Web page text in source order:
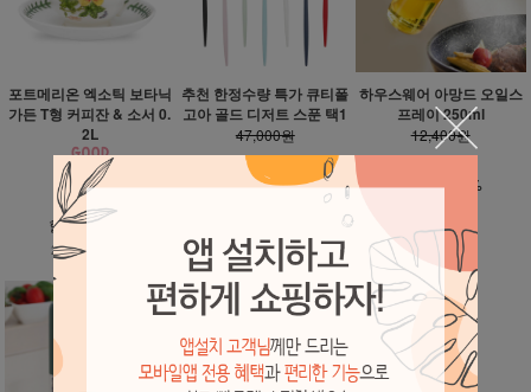
포트메리온 엑소틱 보타닉
가든 T형 커피잔 & 소서 0.
2L
45,500원
26,800원
할인율 : 41%
268point 적립
추천 한정수량 특가 큐티폴
고아 골드 디저트 스푼 택1
47,000원
16,400원
할인율 : 65%
하우스웨어 아망드 오일스
프레이 250ml
12,400원
7,400원
할인율 : 40%